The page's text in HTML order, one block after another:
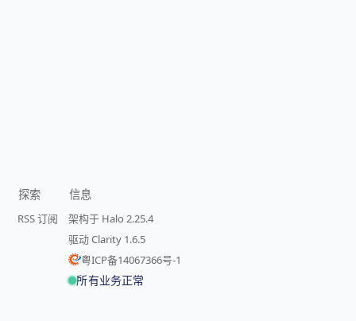
探索
RSS 订阅
信息
架构于 Halo 2.25.4
驱动 Clarity 1.6.5
粤ICP备14067366号-1
所有业务正常